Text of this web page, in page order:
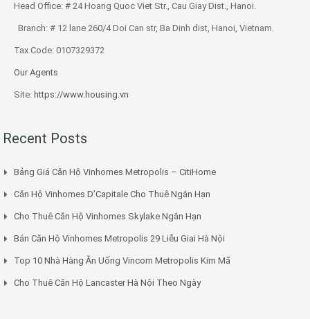
Head Office: # 24 Hoang Quoc Viet Str., Cau Giay Dist., Hanoi.
Branch: # 12 lane 260/4 Doi Can str, Ba Dinh dist, Hanoi, Vietnam.
Tax Code: 0107329372
Our Agents
Site: https://www.housing.vn
Recent Posts
Bảng Giá Căn Hộ Vinhomes Metropolis – CitiHome
Căn Hộ Vinhomes D’Capitale Cho Thuê Ngắn Hạn
Cho Thuê Căn Hộ Vinhomes Skylake Ngắn Hạn
Bán Căn Hộ Vinhomes Metropolis 29 Liễu Giai Hà Nội
Top 10 Nhà Hàng Ăn Uống Vincom Metropolis Kim Mã
Cho Thuê Căn Hộ Lancaster Hà Nội Theo Ngày